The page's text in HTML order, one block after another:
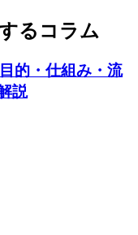
るコラム
的・仕組み・流
説